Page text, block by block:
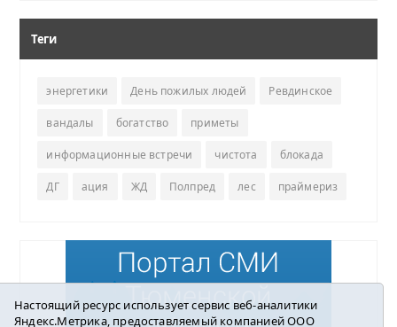
Теги
энергетики День пожилых людей Ревдинское
вандалы богатство приметы
информационные встречи чистота блокада
ДГ ация ЖД Полпред лес праймериз
Настоящий ресурс использует сервис веб-аналитики
Яндекс.Метрика, предоставляемый компанией ООО